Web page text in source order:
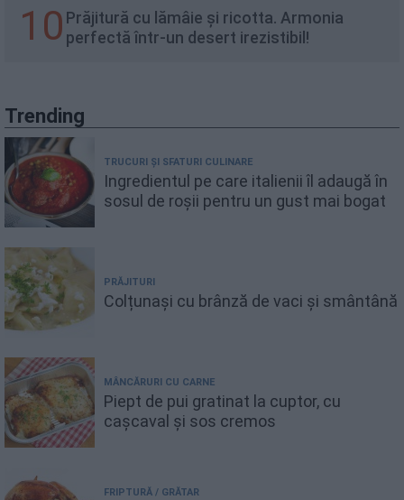
10 Prăjitură cu lămâie și ricotta. Armonia
perfectă într-un desert irezistibil!
Trending
TRUCURI ȘI SFATURI CULINARE
Ingredientul pe care italienii îl adaugă în
sosul de roșii pentru un gust mai bogat
PRĂJITURI
Colțunași cu brânză de vaci și smântână
MÂNCĂRURI CU CARNE
Piept de pui gratinat la cuptor, cu
cașcaval și sos cremos
FRIPTURĂ / GRĂTAR